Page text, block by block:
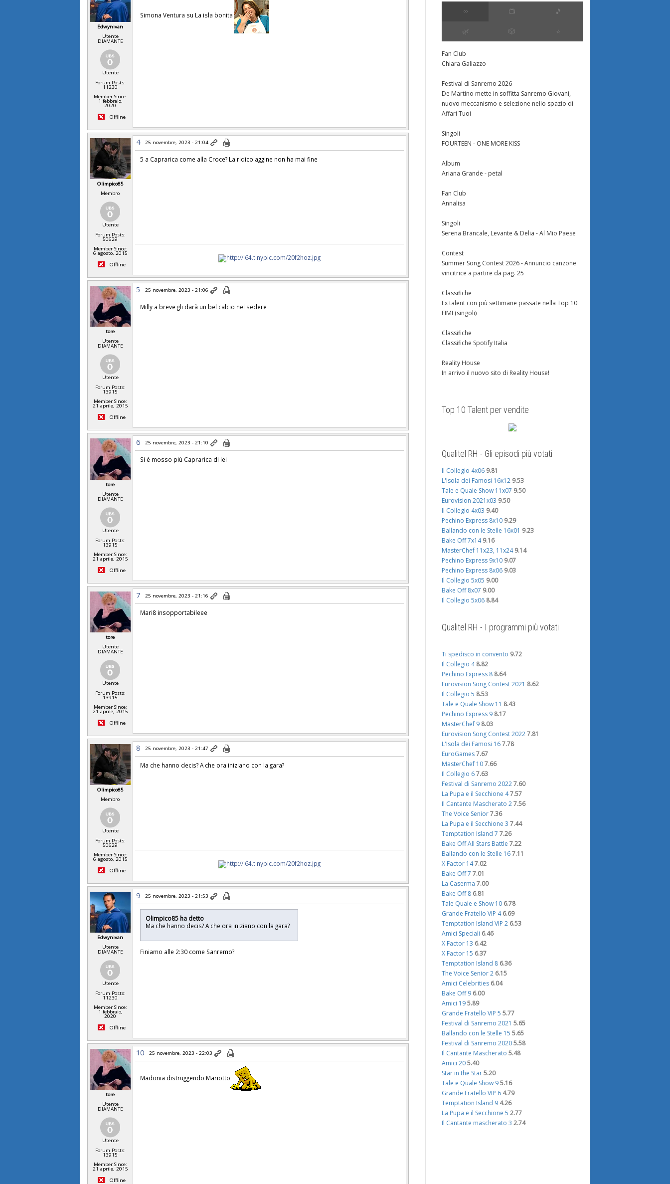
Edwynivan
Utente
DIAMANTE
Utente
Forum Posts:
11230
Member Since:
1 febbraio,
2020
Offline
Simona Ventura su La isla bonita
Olimpico85
Membro
Utente
Forum Posts:
50629
Member Since:
6 agosto, 2015
Offline
4 25 novembre, 2023 - 21:04
5 a Caprarica come alla Croce? La ridicolaggine non ha mai fine
tore
Utente
DIAMANTE
Utente
Forum Posts:
13915
Member Since:
21 aprile, 2015
Offline
5 25 novembre, 2023 - 21:06
Milly a breve gli darà un bel calcio nel sedere
tore
Utente
DIAMANTE
Utente
Forum Posts:
13915
Member Since:
21 aprile, 2015
Offline
6 25 novembre, 2023 - 21:10
Si è mosso più Caprarica di lei
tore
Utente
DIAMANTE
Utente
Forum Posts:
13915
Member Since:
21 aprile, 2015
Offline
7 25 novembre, 2023 - 21:16
Mari8 insopportabileee
Olimpico85
Membro
Utente
Forum Posts:
50629
Member Since:
6 agosto, 2015
Offline
8 25 novembre, 2023 - 21:47
Ma che hanno decis? A che ora iniziano con la gara?
Edwynivan
Utente
DIAMANTE
Utente
Forum Posts:
11230
Member Since:
1 febbraio,
2020
Offline
9 25 novembre, 2023 - 21:53
Olimpico85 ha detto
Ma che hanno decis? A che ora iniziano con la gara?
Finiamo alle 2:30 come Sanremo?
tore
Utente
DIAMANTE
Utente
Forum Posts:
13915
Member Since:
21 aprile, 2015
Offline
10 25 novembre, 2023 - 22:03
Madonia distruggendo Mariotto
∞ 📺 🎵
🌿 🎲 ⭐️
Fan Club
Chiara Galiazzo
Festival di Sanremo 2026
De Martino mette in soffitta Sanremo Giovani,
nuovo meccanismo e selezione nello spazio di
Affari Tuoi
Singoli
FOURTEEN - ONE MORE KISS
Album
Ariana Grande - petal
Fan Club
Annalisa
Singoli
Serena Brancale, Levante & Delia - Al Mio Paese
Contest
Summer Song Contest 2026 - Annuncio canzone
vincitrice a partire da pag. 25
Classifiche
Ex talent con più settimane passate nella Top 10
FIMI (singoli)
Classifiche
Classifiche Spotify Italia
Reality House
In arrivo il nuovo sito di Reality House!
Top 10 Talent per vendite
Qualitel RH - Gli episodi più votati
Il Collegio 4x06 9.81
L'Isola dei Famosi 16x12 9.53
Tale e Quale Show 11x07 9.50
Eurovision 2021x03 9.50
Il Collegio 4x03 9.40
Pechino Express 8x10 9.29
Ballando con le Stelle 16x01 9.23
Bake Off 7x14 9.16
MasterChef 11x23, 11x24 9.14
Pechino Express 9x10 9.07
Pechino Express 8x06 9.03
Il Collegio 5x05 9.00
Bake Off 8x07 9.00
Il Collegio 5x06 8.84
Qualitel RH - I programmi più votati
Ti spedisco in convento 9.72
Il Collegio 4 8.82
Pechino Express 8 8.64
Eurovision Song Contest 2021 8.62
Il Collegio 5 8.53
Tale e Quale Show 11 8.43
Pechino Express 9 8.17
MasterChef 9 8.03
Eurovision Song Contest 2022 7.81
L'Isola dei Famosi 16 7.78
EuroGames 7.67
MasterChef 10 7.66
Il Collegio 6 7.63
Festival di Sanremo 2022 7.60
La Pupa e il Secchione 47.57
Il Cantante Mascherato 2 7.56
The Voice Senior 7.36
La Pupa e il Secchione 3 7.44
Temptation Island 7 7.26
Bake Off All Stars Battle 7.22
Ballando con le Stelle 16 7.11
X Factor 147.02
Bake Off 7 7.01
La Caserma 7.00
Bake Off 8 6.81
Tale Quale e Show 10 6.78
Grande Fratello VIP 4 6.69
Temptation Island VIP 2 6.53
Amici Speciali 6.46
X Factor 13 6.42
X Factor 15 6.37
Temptation Island 8 6.36
The Voice Senior 2 6.15
Amici Celebrities 6.04
Bake Off 9 6.00
Amici 19 5.89
Grande Fratello VIP 5 5.77
Festival di Sanremo 2021 5.65
Ballando con le Stelle 15 5.65
Festival di Sanremo 2020 5.58
Il Cantante Mascherato 5.48
Amici 20 5.40
Star in the Star 5.20
Tale e Quale Show 9 5.16
Grande Fratello VIP 6 4.79
Temptation Island 9 4.26
La Pupa e il Secchione 5 2.77
Il Cantante mascherato 3 2.74